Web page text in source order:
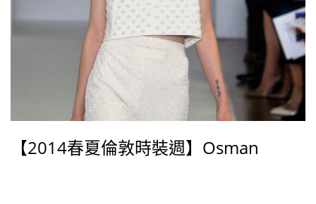
【2014春夏倫敦時裝週】Osman